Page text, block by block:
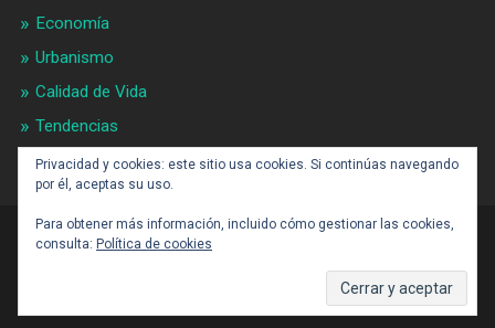
Economía
Urbanismo
Calidad de Vida
Tendencias
Gran BCN
CONTACTO: BARCELONAALDIA21 (ARROBA)
Privacidad y cookies: este sitio usa cookies. Si continúas navegando
por él, aceptas su uso.
Para obtener más información, incluido cómo gestionar las cookies,
consulta: Política de cookies